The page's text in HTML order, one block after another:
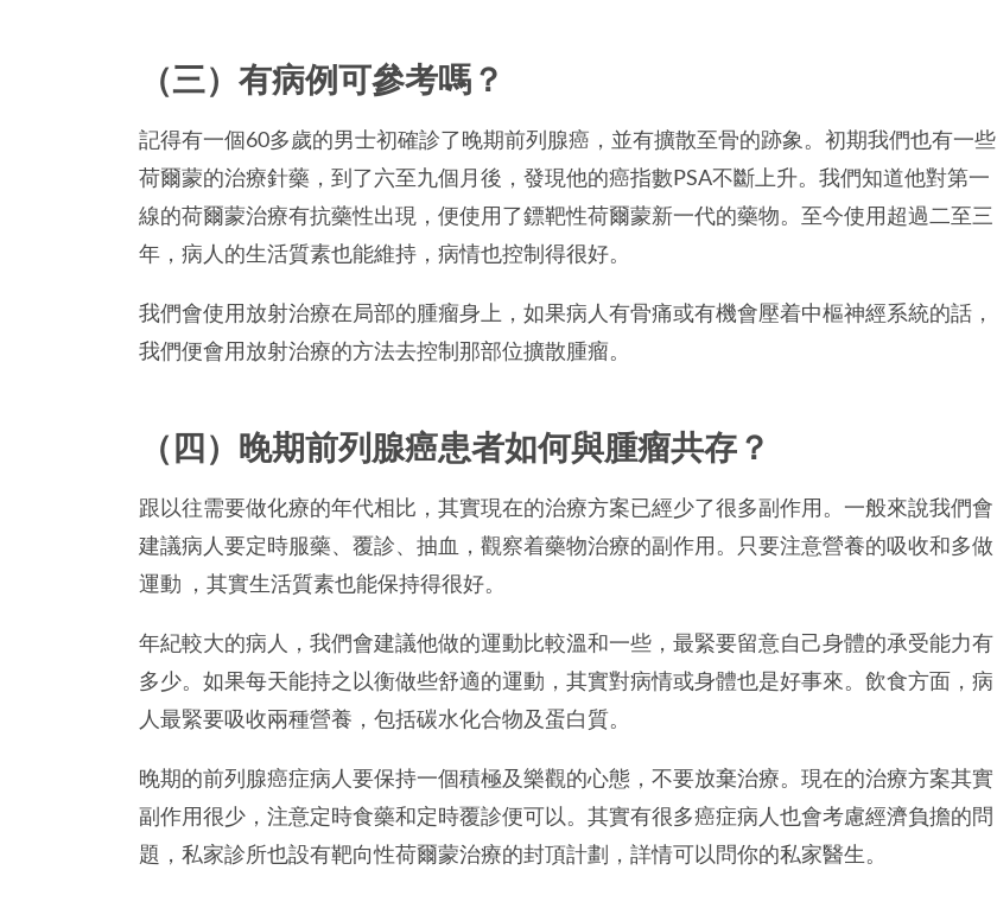
（三）有病例可參考嗎？
記得有一個60多歲的男士初確診了晚期前列腺癌，並有擴散至骨的跡象。初期我們也有一些
荷爾蒙的治療針藥，到了六至九個月後，發現他的癌指數PSA不斷上升。我們知道他對第一
線的荷爾蒙治療有抗藥性出現，便使用了鏢靶性荷爾蒙新一代的藥物。至今使用超過二至三
年，病人的生活質素也能維持，病情也控制得很好。
我們會使用放射治療在局部的腫瘤身上，如果病人有骨痛或有機會壓着中樞神經系統的話，
我們便會用放射治療的方法去控制那部位擴散腫瘤。
（四）晚期前列腺癌患者如何與腫瘤共存？
跟以往需要做化療的年代相比，其實現在的治療方案已經少了很多副作用。一般來說我們會
建議病人要定時服藥、覆診、抽血，觀察着藥物治療的副作用。只要注意營養的吸收和多做
運動 ，其實生活質素也能保持得很好。
年紀較大的病人，我們會建議他做的運動比較溫和一些，最緊要留意自己身體的承受能力有
多少。如果每天能持之以衡做些舒適的運動，其實對病情或身體也是好事來。飲食方面，病
人最緊要吸收兩種營養，包括碳水化合物及蛋白質。
晚期的前列腺癌症病人要保持一個積極及樂觀的心態，不要放棄治療。現在的治療方案其實
副作用很少，注意定時食藥和定時覆診便可以。其實有很多癌症病人也會考慮經濟負擔的問
題，私家診所也設有靶向性荷爾蒙治療的封頂計劃，詳情可以問你的私家醫生。